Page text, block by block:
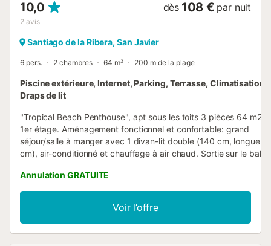
10,0
2 avis
dès 108 € par nuit
Santiago de la Ribera, San Javier
6 pers. 2 chambres 64 m² 200 m de la plage
Piscine extérieure, Internet, Parking, Terrasse, Climatisation,
Draps de lit
"Tropical Beach Penthouse", apt sous les toits 3 pièces 64 m2
1er étage. Aménagement fonctionnel et confortable: grand
séjour/salle à manger avec 1 divan-lit double (140 cm, longueur
cm), air-conditionné et chauffage à air chaud. Sortie sur le
air-conditionné et chauffage à air chaud. 1 chambre avec 1
(150 cm, longueur 190 cm), air-conditionné et chauffage à air
chaud. Cuisine ouverte (four, lave-vaisselle, 4 plaques
vitrocéramiques, bouilloire électrique, micro-ondes, congélateur,
cafetière électrique). Douche/WC. Balcon, grande terrasse 80
Annulation GRATUITE
Voir l’offre